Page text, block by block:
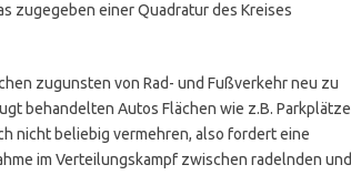
zugegeben einer Quadratur des Kreises
zugunsten von Rad- und Fußverkehr neu zu
behandelten Autos Flächen wie z.B. Parkplätze
nicht beliebig vermehren, also fordert eine
im Verteilungskampf zwischen radelnden und